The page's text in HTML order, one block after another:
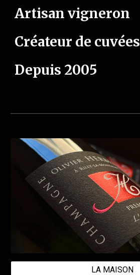
Artisan vigneron
Créateur de cuvées
Depuis 2005
LA MAISON